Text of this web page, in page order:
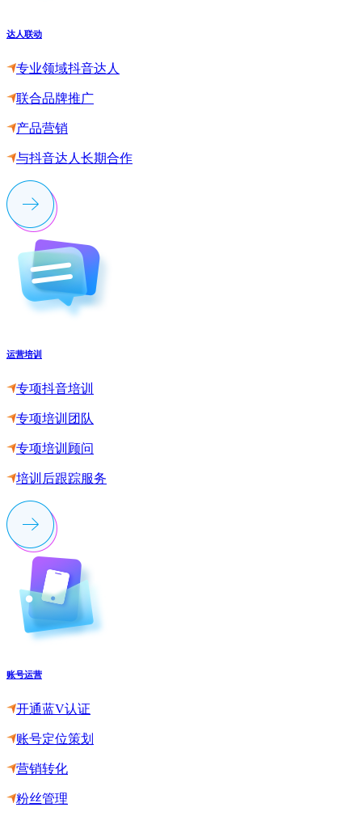
达人联动
专业领域抖音达人
联合品牌推广
产品营销
与抖音达人长期合作
运营培训
专项抖音培训
专项培训团队
专项培训顾问
培训后跟踪服务
账号运营
开通蓝V认证
账号定位策划
营销转化
粉丝管理